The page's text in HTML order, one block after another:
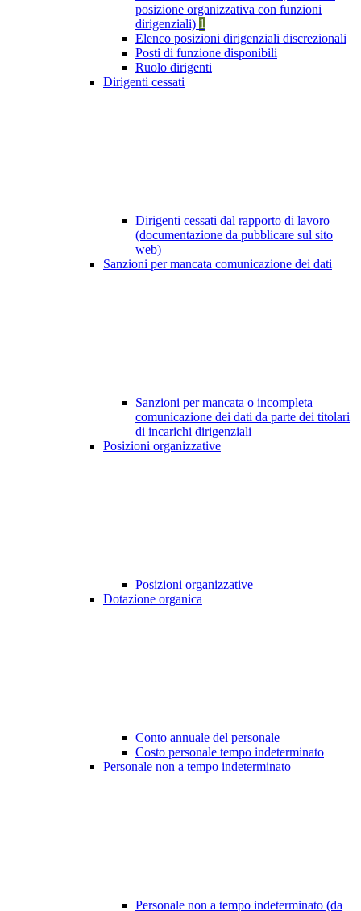
posizione organizzativa con funzioni
dirigenziali) 1
Elenco posizioni dirigenziali discrezionali
Posti di funzione disponibili
Ruolo dirigenti
Dirigenti cessati
Dirigenti cessati dal rapporto di lavoro
(documentazione da pubblicare sul sito
web)
Sanzioni per mancata comunicazione dei dati
Sanzioni per mancata o incompleta
comunicazione dei dati da parte dei titolari
di incarichi dirigenziali
Posizioni organizzative
Posizioni organizzative
Dotazione organica
Conto annuale del personale
Costo personale tempo indeterminato
Personale non a tempo indeterminato
Personale non a tempo indeterminato (da